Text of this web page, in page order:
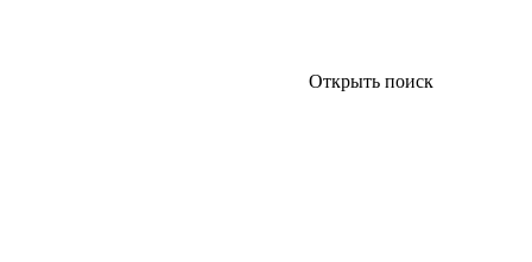
Открыть поиск